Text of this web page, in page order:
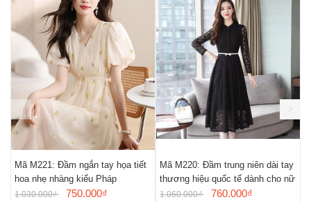
Mã M221: Đầm ngắn tay họa tiết
hoa nhẹ nhàng kiểu Pháp
1.030.000₫ 750.000₫
Mã M220: Đầm trung niên dài tay
thương hiệu quốc tế dành cho nữ
1.060.000₫ 760.000₫